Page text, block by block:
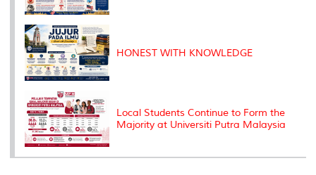
HONEST WITH KNOWLEDGE
Local Students Continue to Form the
Majority at Universiti Putra Malaysia